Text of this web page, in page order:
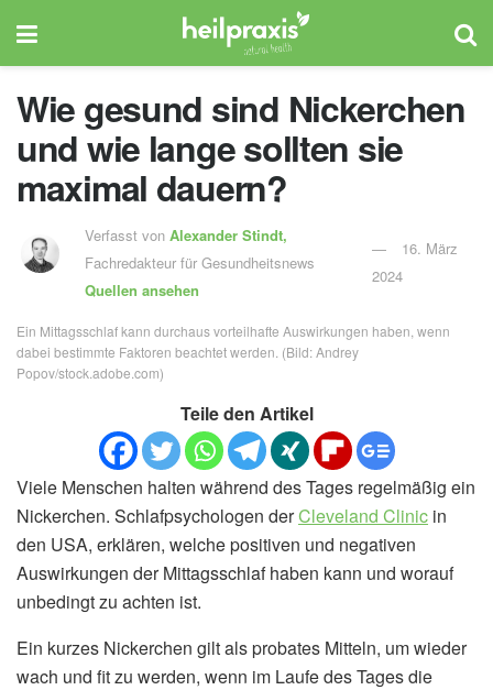
Wie gesund sind Nickerchen
und wie lange sollten sie
maximal dauern?
Verfasst vonAlexander Stindt,
Fachredakteur für Gesundheitsnews
Quellen ansehen
16. März
2024
Ein Mittagsschlaf kann durchaus vorteilhafte Auswirkungen haben, wenn
dabei bestimmte Faktoren beachtet werden. (Bild: Andrey
Popov/stock.adobe.com)
Teile den Artikel
Viele Menschen halten während des Tages regelmäßig ein
Nickerchen. Schlafpsychologen derCleveland Clinic in
den USA, erklären, welche positiven und negativen
Auswirkungen der Mittagsschlaf haben kann und worauf
unbedingt zu achten ist.
Ein kurzes Nickerchen gilt als probates Mitteln, um wieder
wach und fit zu werden, wenn im Laufe des Tages die